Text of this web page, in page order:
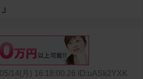
14(月) 16:18:00.26 ID:uASk2YXK